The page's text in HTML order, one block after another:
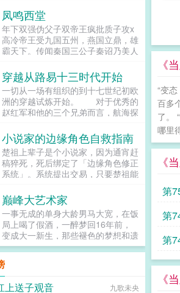
《
“变
百多
了。
哪里
《
第
第
第
《
可女儿被送去和番儿子被打断双腿的
冬天，她也以嫉妒盗窃两重罪名，死
在一个寒冷的夜。青雀死不瞑目。她
想问一问她的小姐，她从小相伴，一
目，为什么这样待她？为什么这样待
她的孩子们？重来一回，她已经是姑
爷的侍妾，肚里才怀上女儿。上一世
醉眼看她目不转睛的楚王，此生依旧
紧盯着她。摸着还未隆起的小腹，她
富交换。说白了就是他的钱进了她账
户，她的钱进了他账户还转！不！
回！去！好消息对方是陆洺执，陆氏
集团太子爷，多金，年轻，人还帅。
坏消息这人脾气差，控制欲强，还打
凤鸣西堂
年下双强伪父子双帝王疯批质子攻x
高冷帝王受九国五州，燕国立鼎，雄
霸天下。传闻秦国三公子秦诏乃美人
心，便将他送去燕国作质子。几渡春
秋，万里霜寒。秦诏乖顺，颇得燕王
宠溺，于及冠年放他归去。哪知三个
月后，他竟扫平障碍，弑父即位。自
此后狼子野心，昭然若揭三载风云变
归化为一，却将精兵对准燕国。强破
宫门之日，未杀一名俘虏，未夺半只
鸡犬。燕王端坐，临视睥睨，不怒而
自威。二人对上视线，促狭中带着几
微眯，仍循着旧日称呼，质问声凛
冽，吾儿，如今可要杀了寡人？秦诏
俯身，骤然折膝跪了下去往日隐忍换
作桀骜，锋锐眉眼经年淬炼，越发显
得狠厉，但唇角柔情却化作了一抹
笑，未免舍不得。哦？宫城十里，凤
冠霞帔，金银珠玉贯满箱，另有玺印
一枚，权作信礼。儿臣秦诏笑的璀
璨，忽又改了口，朕，是来迎娶您回
穿越从路易十三时代开始
一切从一场有组织的到十七世纪初欧
洲的穿越试炼开始。 对于优秀的
赵红军和他的三个兄弟而言，航海探
前提是通过五百名额的试炼…...
小说家的边缘角色自救指南
楚祖上辈子是个小说家，因为通宵赶
稿猝死，死后绑定了「边缘角色修正
系统」。系统提出交易，只要楚祖能
色，他就能重获新生。楚祖改人设是
吧？老擅长了！第一本读者A你可以
让反派降智，但你最好不要做梦觉得
读者也会降智，很难懂吗？还是读者
A靠靠靠！早说是大佬的局中局中局
啊！！祖爹！对不起！是我说话太大
声了！！第二本读者B狗塑适可而
止，就算你重复强调五百次他是可爱
狗狗，但我只看到了一只舔狗，还是
巅峰大艺术家
一事无成的单身大龄男马大宽，在饭
局上喝了假酒，一醉梦回16年前，
变成大一新生，那些褪色的梦想和遗
憾，终于有了大展拳脚的机会。当画
家，做导演，收藏古玩字画，...
上送子观音
九歌未央